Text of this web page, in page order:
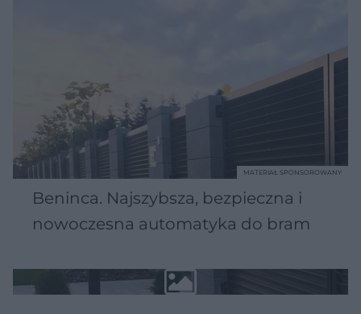
Beninca. Najszybsza, bezpieczna i
nowoczesna automatyka do bram
MATERIAŁ SPONSOROWANY